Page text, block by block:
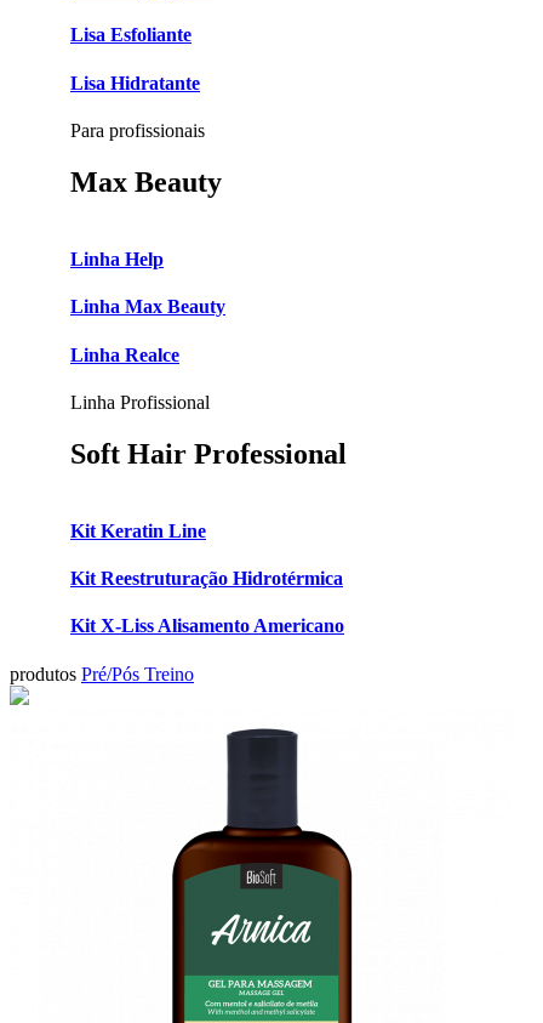
Lisa Esfoliante
Lisa Hidratante
Para profissionais
Max Beauty
Linha Help
Linha Max Beauty
Linha Realce
Linha Profissional
Soft Hair Professional
Kit Keratin Line
Kit Reestruturação Hidrotérmica
Kit X-Liss Alisamento Americano
produtos Pré/Pós Treino